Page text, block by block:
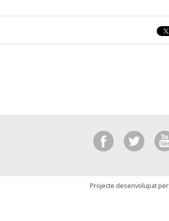
Projecte desenvolupat per